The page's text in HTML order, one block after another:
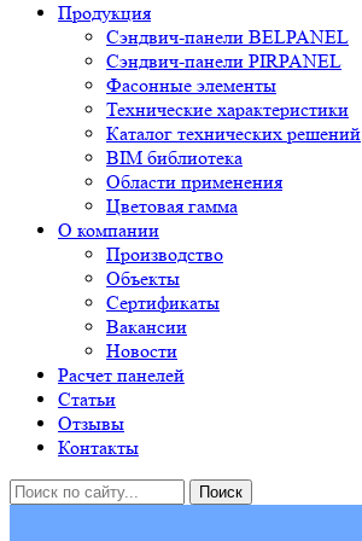
Продукция
Сэндвич-панели BELPANEL
Сэндвич-панели PIRPANEL
Фасонные элементы
Технические характеристики
Каталог технических решений
BIM библиотека
Области применения
Цветовая гамма
О компании
Производство
Объекты
Сертификаты
Вакансии
Новости
Расчет панелей
Статьи
Отзывы
Контакты